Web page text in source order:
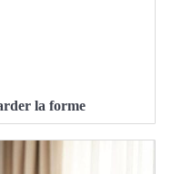
la forme